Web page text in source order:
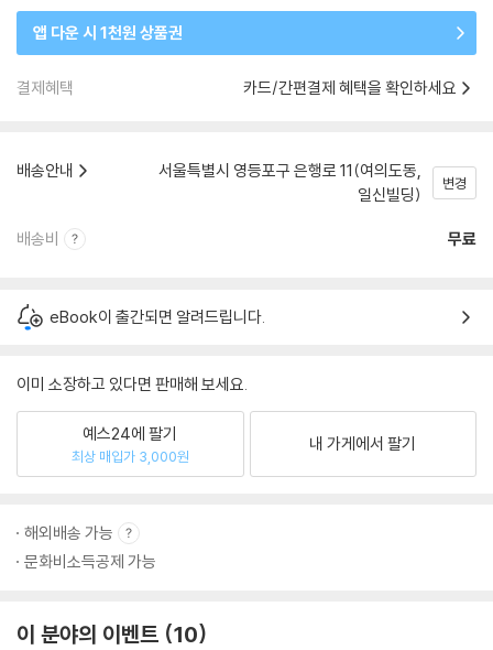
앱 다운 시 1천원 상품권
결제혜택 카드/간편결제 혜택을 확인하세요
배송안내
서울특별시 영등포구 은행로 11(여의도동,
일신빌딩)
변경
배송비 무료
eBook이 출간되면 알려드립니다.
이미 소장하고 있다면 판매해 보세요.
예스24에 팔기
최상 매입가 3,000원
내 가게에서 팔기
해외배송 가능
문화비소득공제 가능
이 분야의 이벤트 10